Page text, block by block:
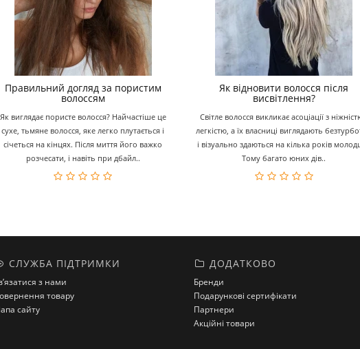
Правильний догляд за пористим
волоссям
Як виглядає пористе волосся? Найчастіше це
сухе, тьмяне волосся, яке легко плутається і
січеться на кінцях. Після миття його важко
розчесати, і навіть при дбайл..
Як відновити волосся після
висвітлення?
Світле волосся викликає асоціації з
легкістю, а їх власниці виглядають
і візуально здаються на кілька років
Тому багато юних дів..
СЛУЖБА ПІДТРИМКИ
з нами
товару
сайту
ДОДАТКОВО
Бренди
Подарункові сертифікати
Партнери
Акційні товари